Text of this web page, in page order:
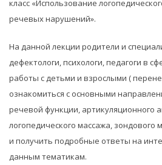
класс «Использование
речевых нарушений».
На данной лекции родители и
дефектологи, психологи, педагоги в
работы с детьми и взрослыми (
ознакомиться с основными
речевой функции, артикуляционного
логопедического массажа, зондового
и получить подробные ответы на
данным тематикам.